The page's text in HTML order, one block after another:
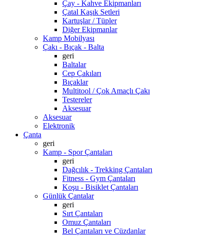
Çay - Kahve Ekipmanları
Çatal Kaşık Setleri
Kartuşlar / Tüpler
Diğer Ekipmanlar
Kamp Mobilyası
Çakı - Bıçak - Balta
geri
Baltalar
Cep Çakıları
Bıçaklar
Multitool / Çok Amaçlı Çakı
Testereler
Aksesuar
Aksesuar
Elektronik
Çanta
geri
Kamp - Spor Çantaları
geri
Dağcılık - Trekking Çantaları
Fitness - Gym Çantaları
Koşu - Bisiklet Çantaları
Günlük Çantalar
geri
Sırt Çantaları
Omuz Çantaları
Bel Çantaları ve Cüzdanlar